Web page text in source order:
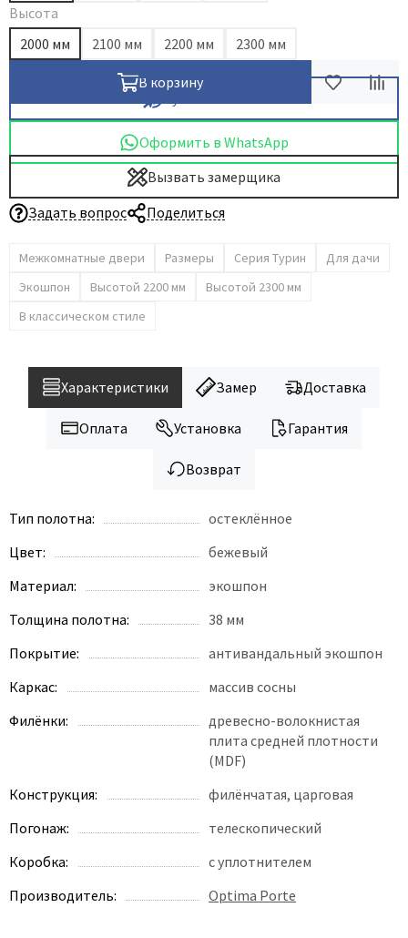
Dircode
Eclisse
Fantom
Fratelli Cattini
GlassTur
Komfort Doors
Legend
Luxor
Miksal
Ofram
Optima Porte
Oro - Oro
Portika
Profilo Porte
Protector
Высота
2000 мм
2100 мм 2200 мм 2300 мм
В корзину
Оформить в WhatsApp
Вызвать замерщика
Задать вопрос
Поделиться
Межкомнатные двери Размеры Серия Турин
Для дачи
Экошпон
Высотой 2200 мм
Высотой 2300 мм
В классическом стиле
Характеристики Замер Доставка
Оплата Установка Гарантия
Возврат
Тип полотна:
остеклённое
Цвет:
бежевый
Материал:
экошпон
Толщина полотна:
38 мм
Покрытие:
антивандальный экошпон
Каркас:
массив сосны
Филёнки:
древесно-волокнистая
плита средней плотности
(MDF)
Конструкция:
филёнчатая, царговая
Погонаж:
телескопический
Коробка:
с уплотнителем
Производитель:
Optima Porte